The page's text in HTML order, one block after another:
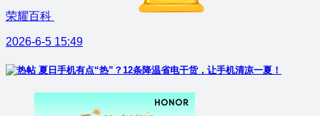
荣耀百科
2026-6-5 15:49
夏日手机有点“热”？12条降温省电干货，让手机清凉一夏！